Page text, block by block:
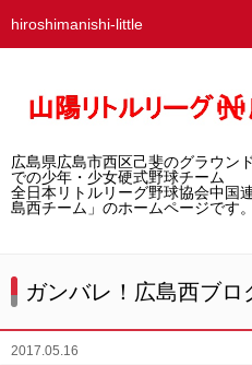
hiroshimanishi-little
広島県広島市西区己斐のグラウン
での少年・少女硬式野球チーム
全日本リトルリーグ野球協会中国
島西チーム」のホームページです。
広島西チームとは
選手募集／体験・見学
ガンバレ！広島西ブロ
2017.05.16